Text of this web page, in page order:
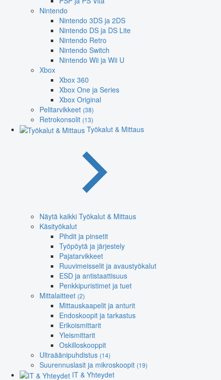
Nintendo
Nintendo 3DS ja 2DS
Nintendo DS ja DS Lite
Nintendo Retro
Nintendo Switch
Nintendo Wii ja Wii U
Xbox
Xbox 360
Xbox One ja Series
Xbox Original
Pelitarvikkeet (38)
Retrokonsolit (13)
Työkalut & Mittaus
Näytä kaikki Työkalut & Mittaus
Käsityökalut
Pihdit ja pinsetit
Työpöytä ja järjestely
Pajatarvikkeet
Ruuvimeisselit ja avaustyökalut
ESD ja antistaattisuus
Penkkipuristimet ja tuet
Mittalaitteet (2)
Mittauskaapelit ja anturit
Endoskoopit ja tarkastus
Erikoismittarit
Yleismittarit
Oskilloskooppit
Ultraäänipuhdistus (14)
Suurennuslasit ja mikroskoopit (19)
IT & Yhteydet